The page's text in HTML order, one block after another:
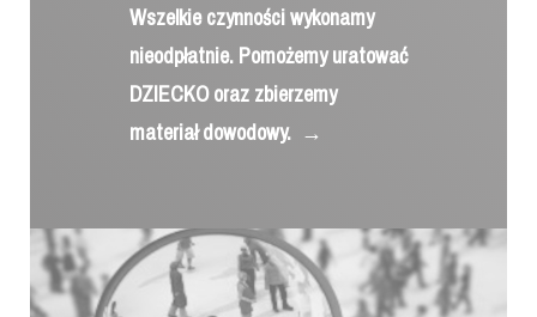
Wszelkie czynności wykonamy
nieodpłatnie. Pomożemy uratować
DZIECKO oraz zbierzemy
materiał dowodowy. →